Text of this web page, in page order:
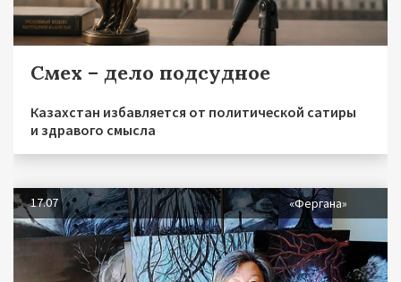
Смех – дело подсудное
Казахстан избавляется от политической сатиры
и здравого смысла
17.07 «Фергана»